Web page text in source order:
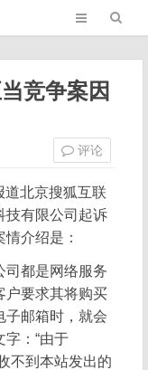
竞争案因
评论
道北京搜狐互联
技有限公司起诉
介绍是：
司都是网络服务
户要求其将购买
子邮箱时，就会
：“由于
不到本站发出的